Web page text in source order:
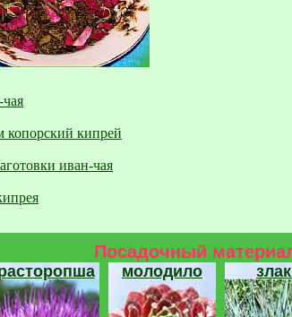
копорский кипрей
иван-чая
Посадочный
молодило